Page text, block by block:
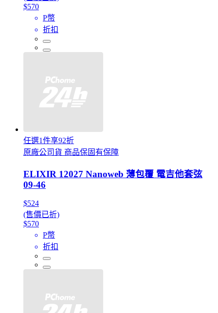
$570
P幣
折扣
任選1件享92折
原廠公司貨 商品保固有保障
ELIXIR 12027 Nanoweb 薄包覆 電吉他套弦
09-46
$524
(售價已折)
$570
P幣
折扣